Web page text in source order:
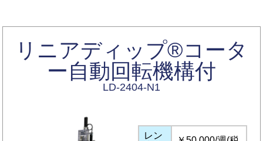
リニアディップ®コータ
ー自動回転機構付
LD-2404-N1
レン